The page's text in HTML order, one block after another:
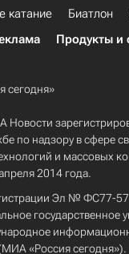
катание Биатлон
Продукты и
сегодня»
Новости
по надзору в сфере
и массовых
2014 года.
Эл № ФС77-
государственное
«Россия сегодня»).